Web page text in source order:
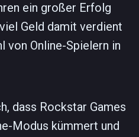
ein großer Erfolg
Geld damit verdient
von Online-Spielern in
dass Rockstar Games
Modus kümmert und